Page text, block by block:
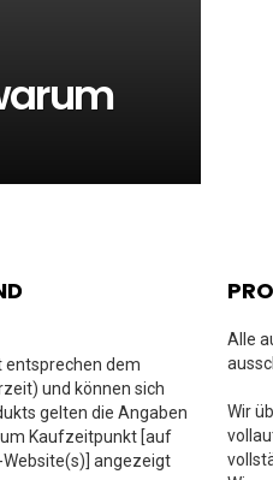
entsprechen dem
und können sich
gelten die Angaben
Kaufzeitpunkt [auf
angezeigt
Alle
Wir